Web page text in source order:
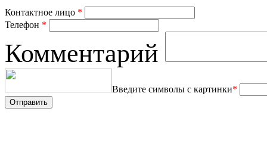
Контактное лицо *
Телефон *
Комментарий
Введите символы с картинки*